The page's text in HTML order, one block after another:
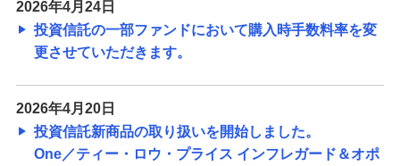
2026年4月24日
投資信託の一部ファンドにおいて購入時手数料率を変
更させていただきます。
2026年4月20日
投資信託新商品の取り扱いを開始しました。
One／ティー・ロウ・プライス インフレガード＆オポ